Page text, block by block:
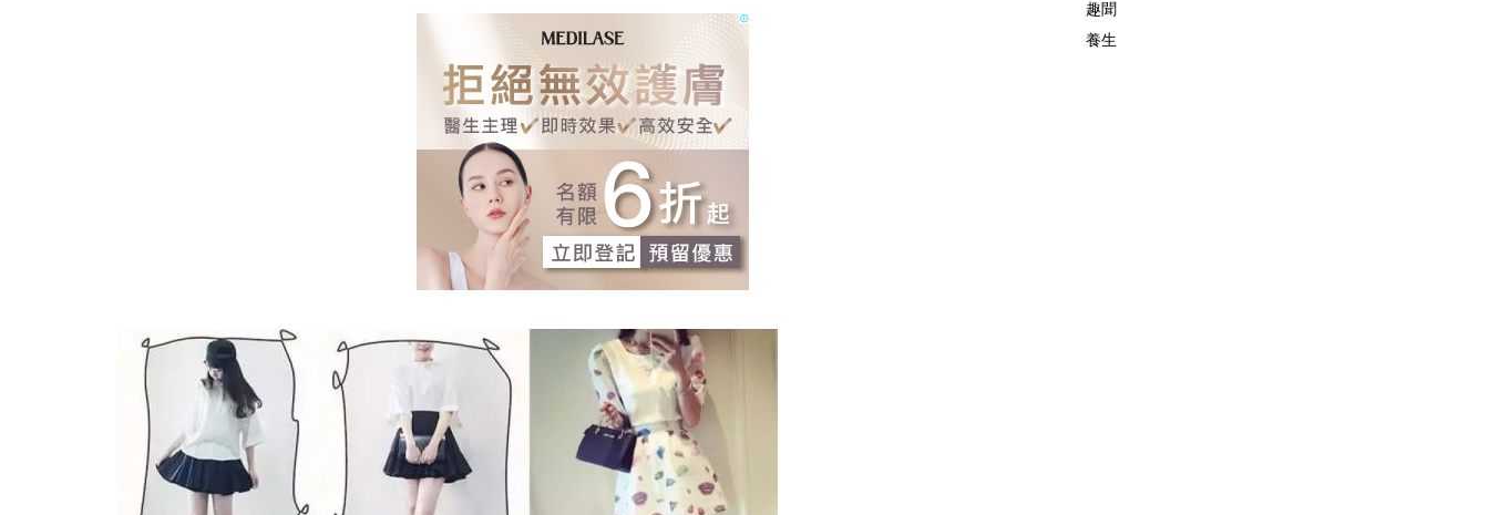
趣聞
養生